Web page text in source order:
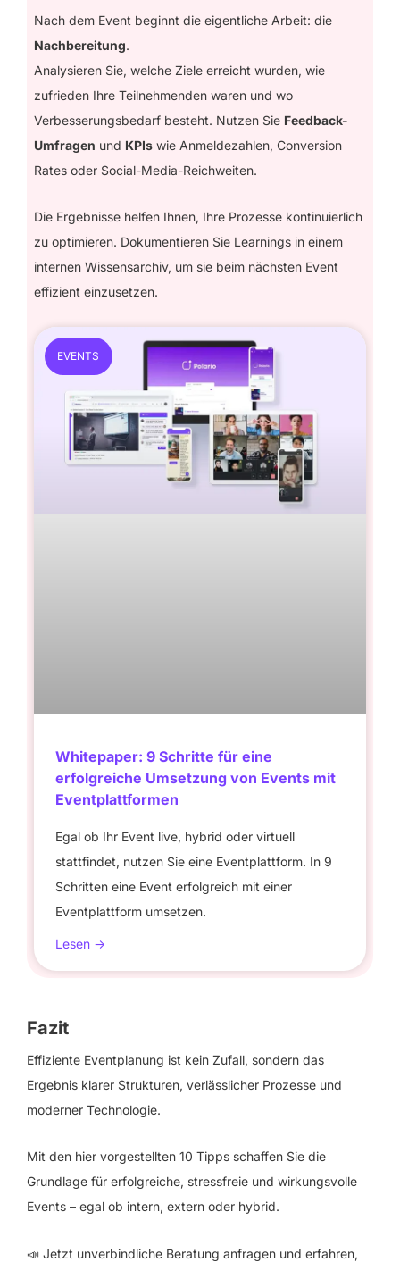
Nach dem Event beginnt die eigentliche Arbeit: die
Nachbereitung.
Analysieren Sie, welche Ziele erreicht wurden, wie
zufrieden Ihre Teilnehmenden waren und wo
Verbesserungsbedarf besteht. Nutzen Sie Feedback-
Umfragen und KPIs wie Anmeldezahlen, Conversion
Rates oder Social-Media-Reichweiten.
Die Ergebnisse helfen Ihnen, Ihre Prozesse kontinuierlich
zu optimieren. Dokumentieren Sie Learnings in einem
internen Wissensarchiv, um sie beim nächsten Event
effizient einzusetzen.
EVENTS
Whitepaper: 9 Schritte für eine
erfolgreiche Umsetzung von Events mit
Eventplattformen
Egal ob Ihr Event live, hybrid oder virtuell
stattfindet, nutzen Sie eine Eventplattform. In 9
Schritten eine Event erfolgreich mit einer
Eventplattform umsetzen.
Lesen ->
Fazit
Effiziente Eventplanung ist kein Zufall, sondern das
Ergebnis klarer Strukturen, verlässlicher Prozesse und
moderner Technologie.
Mit den hier vorgestellten 10 Tipps schaffen Sie die
Grundlage für erfolgreiche, stressfreie und wirkungsvolle
Events – egal ob intern, extern oder hybrid.
📣 Jetzt unverbindliche Beratung anfragen und erfahren,